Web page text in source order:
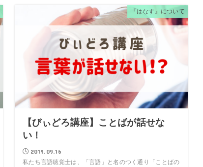
『はなす』について
【びぃどろ講座】ことばが話せな
い！
2019.09.16
私たち言語聴覚士は、「言語」と名のつく通り「ことばの